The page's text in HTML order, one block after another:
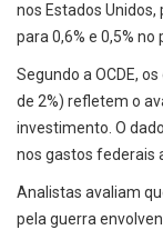
nos Estados
para 0,6% e 0,5%
Segundo a OCDE,
de 2%) refletem o
investimento. O
nos gastos federais
Analistas avaliam
pela guerra